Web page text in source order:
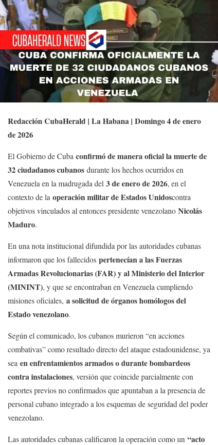
Redacción CubaHerald | La Habana | Domingo 4 de enero
de 2026
El Gobierno de Cuba confirmó de manera oficial la muerte de
32 ciudadanos cubanos durante los hechos ocurridos en
Venezuela en la madrugada del 3 de enero de 2026, en el
contexto de la operación militar de Estados Unidoscontra
objetivos vinculados al entonces presidente venezolano Nicolás
Maduro.
En una nota institucional difundida por las autoridades cubanas
informaron que los fallecidos pertenecían a las Fuerzas
Armadas Revolucionarias (FAR) y al Ministerio del Interior
(MININT), y que se encontraban en Venezuela cumpliendo
misiones oficiales, a solicitud de órganos homólogos del
Estado venezolano.
Según el comunicado, los cubanos murieron “en acciones
combativas” como resultado directo del ataque estadounidense, ya
sea en enfrentamientos armados o durante bombardeos
contra instalaciones, versión que coincide parcialmente con
reportes previos no confirmados que apuntaban a la presencia de
personal cubano integrado a los esquemas de seguridad del poder
venezolano.
Las autoridades cubanas calificaron la operación como un “acto